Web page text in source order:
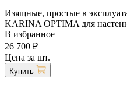
Изящные, простые в
KARINA OPTIMA для
В избранное
26 700 ₽
Цена за шт.
Купить